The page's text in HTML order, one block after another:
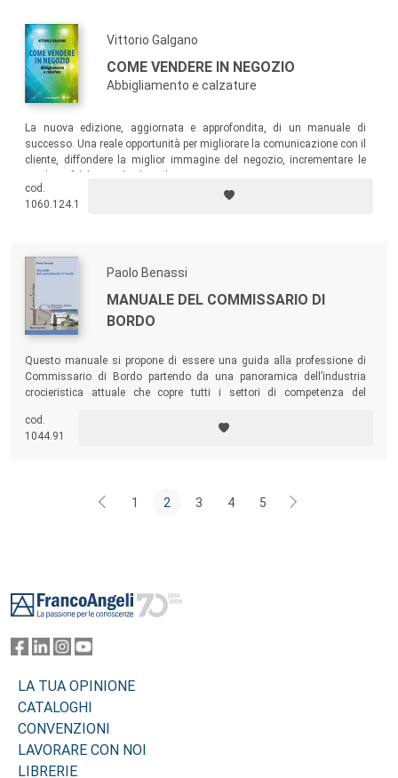
Vittorio Galgano
COME VENDERE IN NEGOZIO
Abbigliamento e calzature
La nuova edizione, aggiornata e approfondita, di un manuale di
successo. Una reale opportunità per migliorare la comunicazione con il
cliente, diffondere la miglior immagine del negozio, incrementare le
cod.
1060.124.1
Paolo Benassi
MANUALE DEL COMMISSARIO DI
BORDO
Questo manuale si propone di essere una guida alla professione di
Commissario di Bordo partendo da una panoramica dell’industria
crocieristica attuale che copre tutti i settori di competenza del
personale, passando attraverso la Cucina, la Ristorazione,
l’Intrattenimento, il Casino, il Duty Free e la Spa.
cod.
1044.91
1 2 3 4 5
LA TUA OPINIONE
CATALOGHI
CONVENZIONI
LAVORARE CON NOI
LIBRERIE